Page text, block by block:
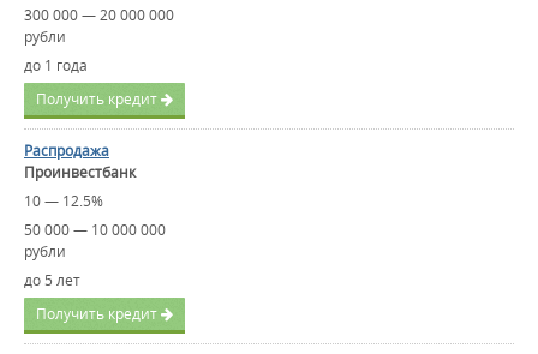
300 000 — 20 000 000
рубли
до 1 года
Получить кредит
Распродажа
Проинвестбанк
10 — 12.5%
50 000 — 10 000 000
рубли
до 5 лет
Получить кредит